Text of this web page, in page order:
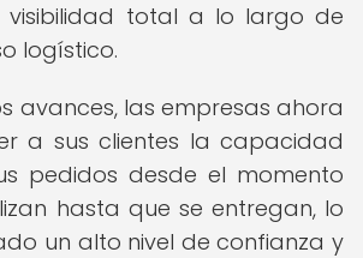
visibilidad total a lo largo de
logístico.
avances, las empresas ahora
a sus clientes la capacidad
pedidos desde el momento
hasta que se entregan, lo
un alto nivel de confianza y